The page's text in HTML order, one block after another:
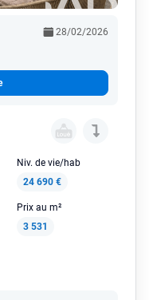
28/02/2026
Niv. de vie/hab
24 690 €
Prix au m²
3 531